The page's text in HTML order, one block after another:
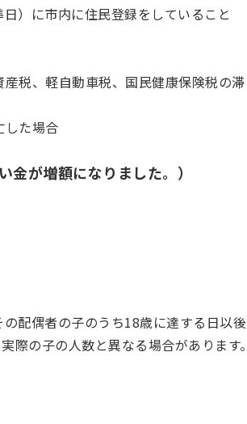
）に市内に住民登録をしていること
税、軽自動車税、国民健康保険税の滞
した場合
が増額になりました。）
配偶者の子のうち18歳に達する日以後
際の子の人数と異なる場合があります。